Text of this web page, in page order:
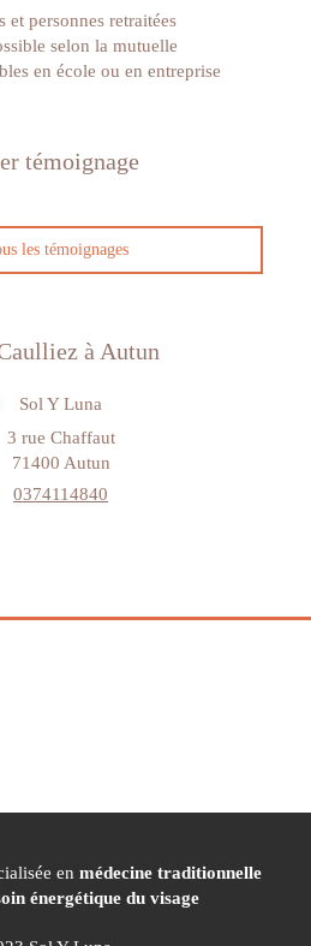
et personnes retraitées
selon la mutuelle
en école ou en entreprise
témoignage
les témoignages
à Autun
Sol Y Luna
3 rue Chaffaut
71400 Autun
0374114840
en médecine traditionnelle
énergétique du visage